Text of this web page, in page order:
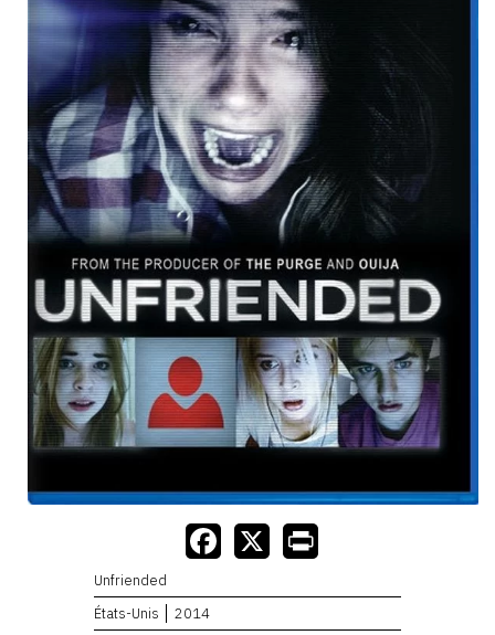
Unfriended
États-Unis
2014